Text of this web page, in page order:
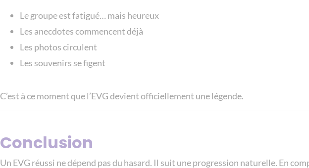
Le groupe est fatigué… mais heureux
Les anecdotes commencent déjà
Les photos circulent
Les souvenirs se figent
C’est à ce moment que l’EVG devient officiellement une légende.
Conclusion
Un EVG réussi ne dépend pas du hasard. Il suit une progression naturelle. En